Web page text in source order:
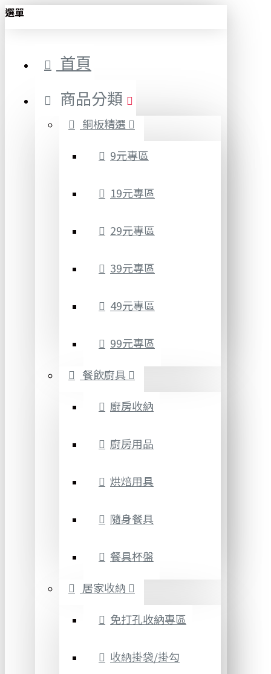
選單
首頁
商品分類
銅板精選
9元專區
19元專區
29元專區
39元專區
49元專區
99元專區
餐飲廚具
廚房收納
廚房用品
烘焙用具
隨身餐具
餐具杯盤
居家收納
免打孔收納專區
收納掛袋/掛勾